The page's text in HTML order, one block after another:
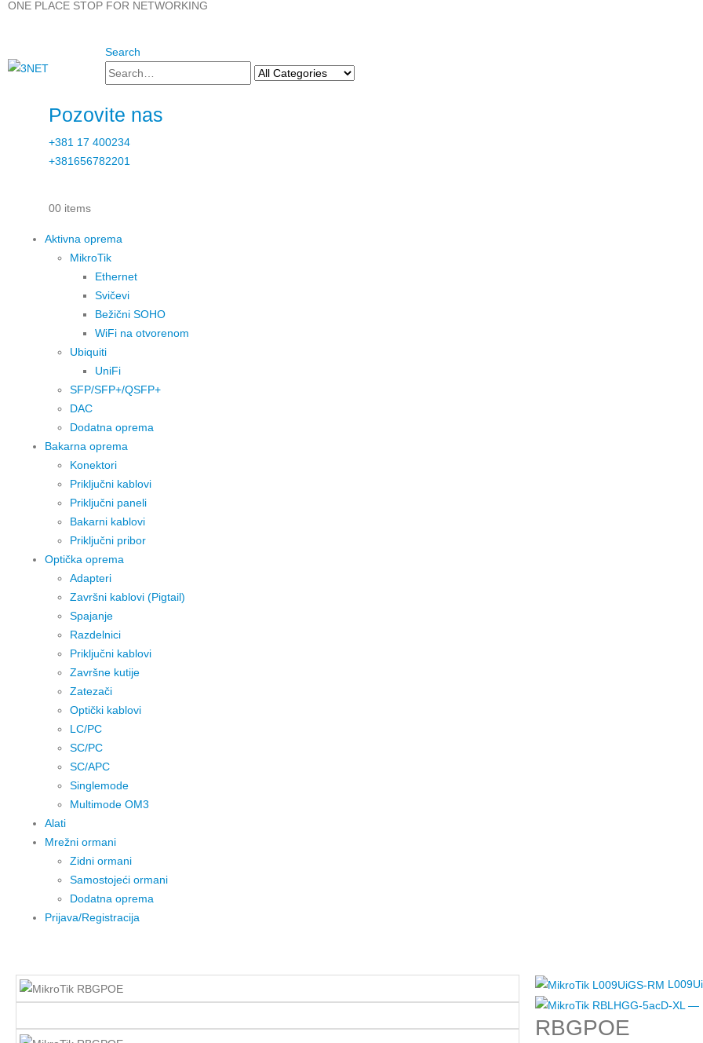
ONE PLACE STOP FOR NETWORKING
Search
Pozovite nas
+381 17 400234
+381656782201
00 items
Aktivna oprema
MikroTik
Ethernet
Svičevi
Bežični SOHO
WiFi na otvorenom
Ubiquiti
UniFi
SFP/SFP+/QSFP+
DAC
Dodatna oprema
Bakarna oprema
Konektori
Priključni kablovi
Priključni paneli
Bakarni kablovi
Priključni pribor
Optička oprema
Adapteri
Završni kablovi (Pigtail)
Spajanje
Razdelnici
Priključni kablovi
Završne kutije
Zatezači
Optički kablovi
LC/PC
SC/PC
SC/APC
Singlemode
Multimode OM3
Alati
Mrežni ormani
Zidni ormani
Samostojeći ormani
Dodatna oprema
Prijava/Registracija
RBGPOE